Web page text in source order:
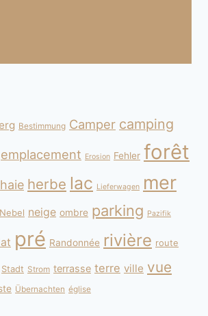
Bestimmung Camper camping
emplacement Erosion Fehler forêt
haie herbe lac Lieferwagen mer
Nebel neige ombre parking Pazifik
pré Randonnée rivière route
Stadt Strom terrasse terre ville vue
Übernachten église